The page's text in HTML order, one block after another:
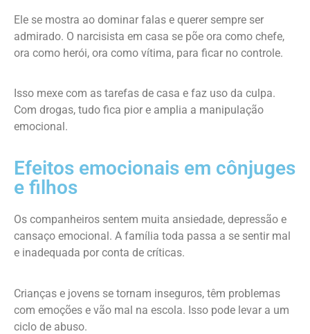
Ele se mostra ao dominar falas e querer sempre ser
admirado. O narcisista em casa se põe ora como chefe,
ora como herói, ora como vítima, para ficar no controle.
Isso mexe com as tarefas de casa e faz uso da culpa.
Com drogas, tudo fica pior e amplia a manipulação
emocional.
Efeitos emocionais em cônjuges
e filhos
Os companheiros sentem muita ansiedade, depressão e
cansaço emocional. A família toda passa a se sentir mal
e inadequada por conta de críticas.
Crianças e jovens se tornam inseguros, têm problemas
com emoções e vão mal na escola. Isso pode levar a um
ciclo de abuso.